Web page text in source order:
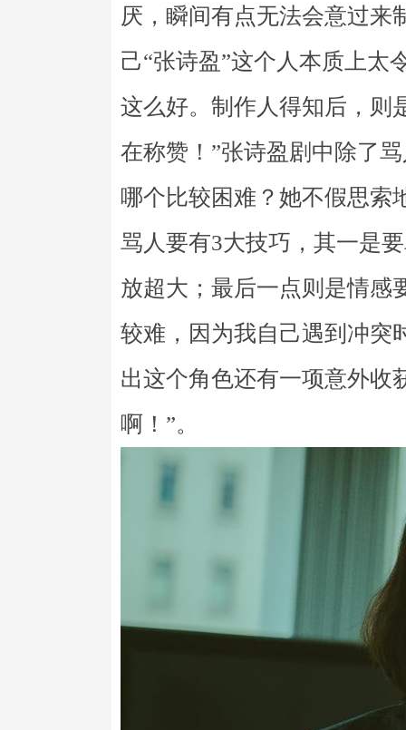
厌，瞬间有点无法会意过来
己“张诗盈”这个人本质上太
这么好。制作人得知后，则
在称赞！”张诗盈剧中除了
哪个比较困难？她不假思索
骂人要有3大技巧，其一是
放超大；最后一点则是情感
较难，因为我自己遇到冲突
出这个角色还有一项意外收
啊！”。